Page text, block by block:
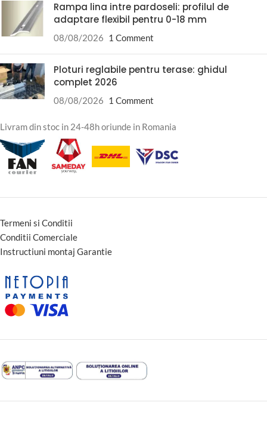
Rampa lina intre pardoseli: profilul de
adaptare flexibil pentru 0-18 mm
08/08/2026 1 Comment
Ploturi reglabile pentru terase: ghidul
complet 2026
08/08/2026 1 Comment
Livram din stoc in 24-48h oriunde in Romania
Termeni si Conditii
Conditii Comerciale
Instructiuni montaj Garantie